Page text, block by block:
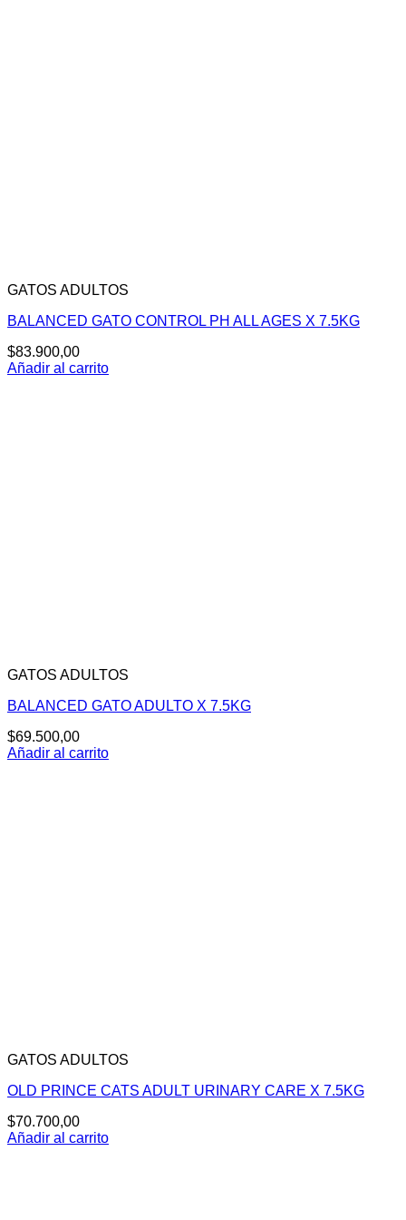
GATOS ADULTOS
BALANCED GATO CONTROL PH ALL AGES X 7.5KG
$83.900,00
Añadir al carrito
GATOS ADULTOS
BALANCED GATO ADULTO X 7.5KG
$69.500,00
Añadir al carrito
GATOS ADULTOS
OLD PRINCE CATS ADULT URINARY CARE X 7.5KG
$70.700,00
Añadir al carrito